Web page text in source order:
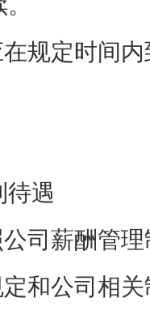
定时间内
遇
薪酬管理
公司相关